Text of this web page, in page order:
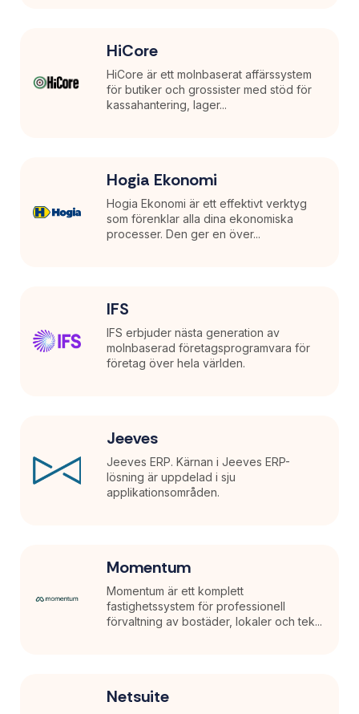
HiCore
HiCore är ett molnbaserat affärssystem
för butiker och grossister med stöd för
kassahantering, lager...
Hogia Ekonomi
Hogia Ekonomi är ett effektivt verktyg
som förenklar alla dina ekonomiska
processer. Den ger en över...
IFS
IFS erbjuder nästa generation av
molnbaserad företagsprogramvara för
företag över hela världen.
Jeeves
Jeeves ERP. Kärnan i Jeeves ERP-
lösning är uppdelad i sju
applikationsområden.
Momentum
Momentum är ett komplett
fastighetssystem för professionell
förvaltning av bostäder, lokaler och tek...
Netsuite